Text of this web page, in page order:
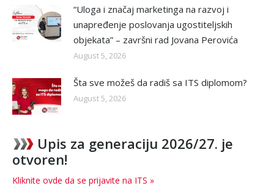
“Uloga i značaj marketinga na razvoj i
unapređenje poslovanja ugostiteljskih
objekata” – završni rad Jovana Perovića
August 5, 2026
Šta sve možeš da radiš sa ITS diplomom?
August 5, 2026
Upis za generaciju 2026/27. je
otvoren!
Kliknite ovde da se prijavite na ITS »